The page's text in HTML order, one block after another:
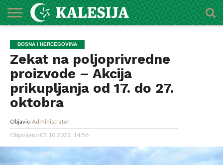
O
MEDŽLISU
DŽEMATI
IMAMI
MEKTEBSKI
CENTAR
VIJESTI
HUTBE
NAJAVE
KALENDAR
KONTAKT
BOSNA I HERCEGOVINA
Zekat na poljoprivredne
proizvode – Akcija
prikupljanja od 17. do 27.
oktobra
Objavio Administrator
Objavljeno 07.10.2025. 14:56